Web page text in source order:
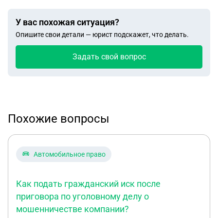
У вас похожая ситуация?
Опишите свои детали — юрист подскажет, что делать.
Задать свой вопрос
Похожие вопросы
Автомобильное право
Как подать гражданский иск после
приговора по уголовному делу о
мошенничестве компании?